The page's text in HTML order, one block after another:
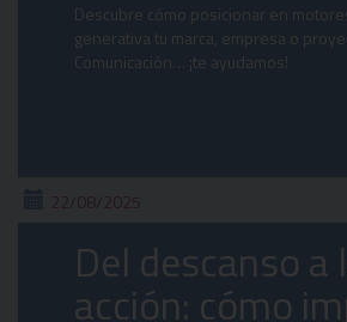
Descubre cómo posicionar en
generativa tu marca, empresa o
Comunicación… ¡te ayudamos!
22/08/2025
Del descanso a
acción: cómo